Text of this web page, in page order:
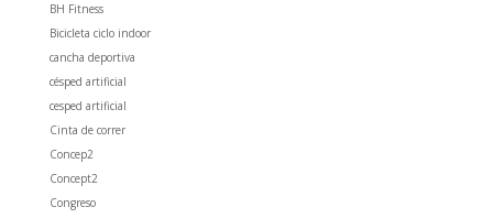
BH Fitness
Bicicleta ciclo indoor
cancha deportiva
césped artificial
cesped artificial
Cinta de correr
Concep2
Concept2
Congreso